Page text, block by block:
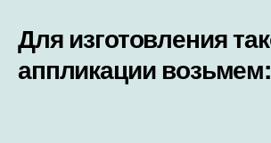
Для изготовления
аппликации возьмем: